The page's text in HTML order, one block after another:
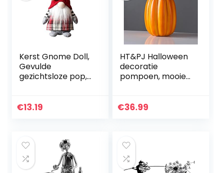
Kerst Gnome Doll,
Gevulde
gezichtsloze pop,
Decoratie, Hoed
€13.19
HT&PJ Halloween
decoratie
pompoen, mooie
ornamenten,
€36.99